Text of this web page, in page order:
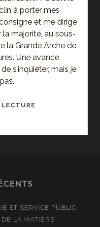
à porter mes
et me dirige
majorité, au sous-
la Grande Arche de
Une avance
s’inquiéter, mais je
ET SERVICE PUBLIC
LA MATIÈRE